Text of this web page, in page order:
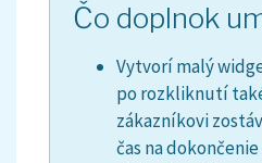
Čo doplnok
Vytvorí malý
po rozkliknutí
zákazníkovi
čas na